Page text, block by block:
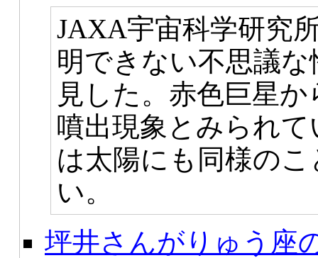
JAXA宇宙科学研究
明できない不思議
見した。赤色巨星
噴出現象とみられ
は太陽にも同様の
い。
坪井さんがりゅう座